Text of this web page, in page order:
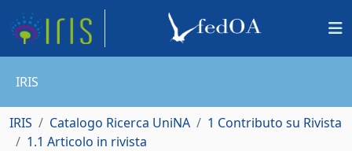
IRIS
IRIS Catalogo Ricerca UniNA
1 Contributo su Rivista
1.1 Articolo in rivista